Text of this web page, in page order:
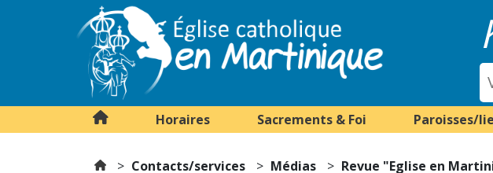
Horaires Sacrements & Foi Paroisses/
Contacts/services Médias Revue "Eglise en